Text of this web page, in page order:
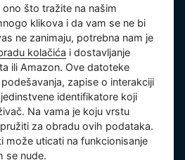
u Opštinskom sudu u Pragu,
što tražite na našim
klikova i da vam se ne bi
ne zanimaju, potrebna nam je
kolačića i dostavljanje
ili Amazon. Ove datoteke
zapise o interakciji
identifikatore koji
Na vama je koju vrstu
za obradu ovih podataka.
može uticati na funkcionisanje
se nude.